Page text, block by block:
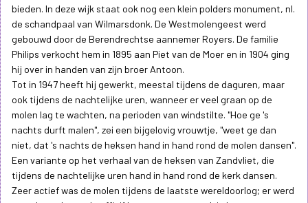
bieden. In deze wijk staat ook nog een klein polders monument, nl.
de schandpaal van Wilmarsdonk. De Westmolengeest werd
gebouwd door de Berendrechtse aannemer Royers. De familie
Philips verkocht hem in 1895 aan Piet van de Moer en in 1904 ging
hij over in handen van zijn broer Antoon.
Tot in 1947 heeft hij gewerkt, meestal tijdens de daguren, maar
ook tijdens de nachtelijke uren, wanneer er veel graan op de
molen lag te wachten, na perioden van windstilte. "Hoe ge 's
nachts durft malen", zei een bijgelovig vrouwtje, "weet ge dan
niet, dat 's nachts de heksen hand in hand rond de molen dansen".
Een variante op het verhaal van de heksen van Zandvliet, die
tijdens de nachtelijke uren hand in hand rond de kerk dansen.
Zeer actief was de molen tijdens de laatste wereldoorlog; er werd